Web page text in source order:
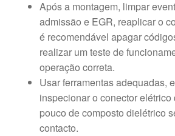
Após a montagem, limpar
admissão e EGR, reaplicar o
é recomendável apagar
realizar um teste de
operação correta.
Usar ferramentas adequadas,
inspecionar o conector
pouco de composto dielétrico
contacto.